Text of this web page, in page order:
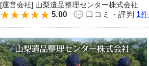
[運営会社] 山梨遺品整理センター株式会社
5.00
口コミ・評判 1件